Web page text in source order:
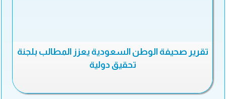
تقرير صحيفة الوطن السعودية يعزز المطالب بلجنة
تحقيق دولية